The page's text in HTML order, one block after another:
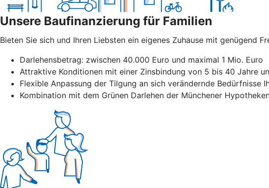
Unsere Baufinanzierung für Familien
Bieten Sie sich und Ihren Liebsten ein eigenes Zuhause mit genügend
Darlehensbetrag: zwischen 40.000 Euro und maximal 1 Mio. Euro
Attraktive Konditionen mit einer Zinsbindung von 5 bis 40 Jahre
Flexible Anpassung der Tilgung an sich verändernde Bedürfnisse
Kombination mit dem Grünen Darlehen der Münchener